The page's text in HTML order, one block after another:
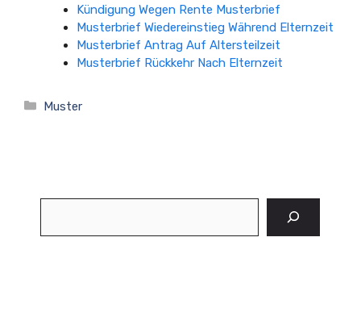
Kündigung Wegen Rente Musterbrief
Musterbrief Wiedereinstieg Während Elternzeit
Musterbrief Antrag Auf Altersteilzeit
Musterbrief Rückkehr Nach Elternzeit
Kategorien
Muster